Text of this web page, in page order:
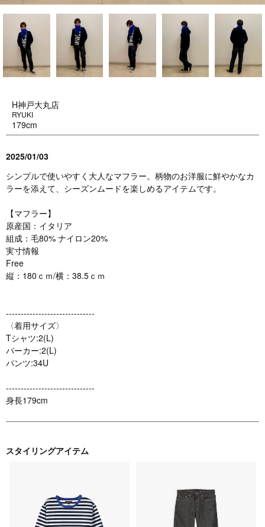
H神戸大丸店
RYUKI
179cm
2025/01/03
シンプルで使いやすく大人なマフラー。柄物のお洋服に鮮やかなカ
ラーを添えて、シーズンムードを楽しめるアイテムです。
【マフラー】
原産国：イタリア
組成：毛80% ナイロン20%
実寸情報
Free
縦：180ｃｍ/横：38.5ｃｍ
------------------------------
〈着用サイズ〉
Tシャツ:2(L)
パーカー:2(L)
パンツ:34U
------------------------------
身長179cm
スタイリングアイテム